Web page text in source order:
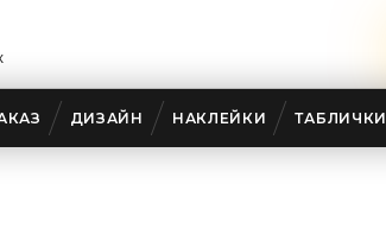
ДИЗАЙН НАКЛЕЙКИ ТАБЛИЧКИ